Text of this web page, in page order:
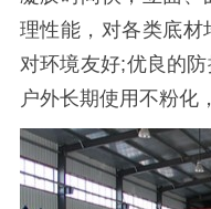
理性能，对各类底材
对环境友好;优良的
户外长期使用不粉化